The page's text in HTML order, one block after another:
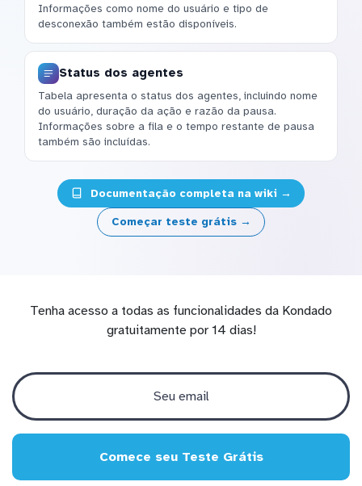
Informações como nome do usuário e tipo de
desconexão também estão disponíveis.
Status dos agentes
Tabela apresenta o status dos agentes, incluindo nome
do usuário, duração da ação e razão da pausa.
Informações sobre a fila e o tempo restante de pausa
também são incluídas.
Documentação completa na wiki →
Começar teste grátis →
Tenha acesso a todas as funcionalidades da Kondado
gratuitamente por 14 dias!
Comece seu Teste Grátis